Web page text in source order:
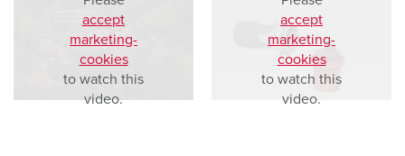
accept
marketing-
cookies
to watch this
video.
accept
marketing-
cookies
to watch this
video.